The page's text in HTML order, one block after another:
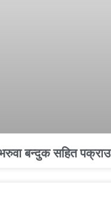
भरुवा बन्दुक सहित पक्राउ